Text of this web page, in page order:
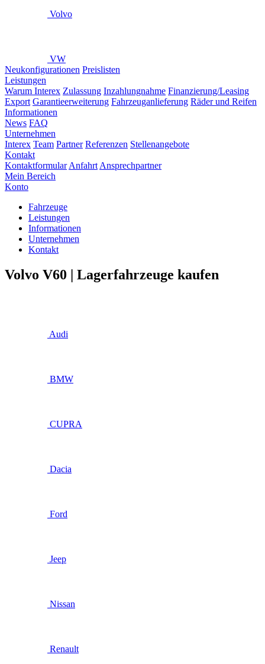
Volvo
VW
Neukonfigurationen Preislisten
Leistungen
Warum Interex Zulassung Inzahlungnahme Finanzierung/Leasing
Export Garantieerweiterung Fahrzeuganlieferung Räder und Reifen
Informationen
News FAQ
Unternehmen
Interex Team Partner Referenzen Stellenangebote
Kontakt
Kontaktformular Anfahrt Ansprechpartner
Mein Bereich
Konto
Fahrzeuge
Leistungen
Informationen
Unternehmen
Kontakt
Volvo V60 | Lagerfahrzeuge kaufen
Audi
BMW
CUPRA
Dacia
Ford
Jeep
Nissan
Renault